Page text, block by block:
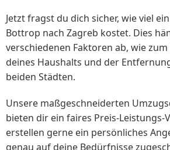
Jetzt fragst du dich sicher, wie viel
Bottrop nach Zagreb kostet. Dies
verschiedenen Faktoren ab, wie
deines Haushalts und der
beiden Städten.
Unsere maßgeschneiderten
bieten dir ein faires Preis-Leistungs-
erstellen gerne ein persönliches
genau auf deine Bedürfnisse